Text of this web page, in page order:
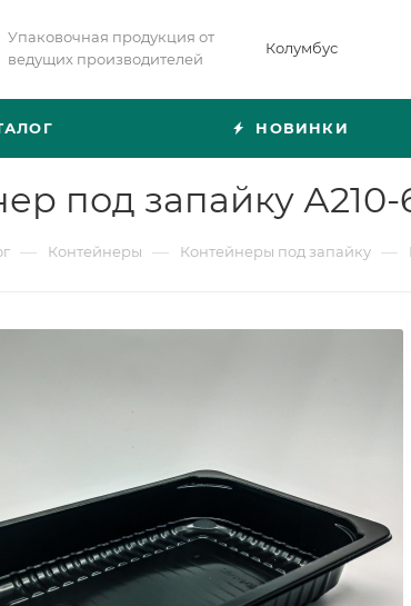
Упаковочная продукция от
ведущих производителей
Колумбус
НОВИНКИ
под запайку
— Контейнеры — Контейнеры под запайку —